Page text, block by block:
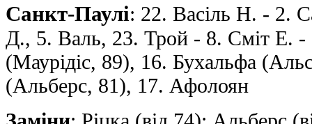
Санкт-Паулі: 22. Васіль Н. - 2.
Д., 5. Валь, 23. Трой - 8. Сміт Е. -
(Маурідіс, 89), 16. Бухальфа
(Альберс, 81), 17. Афолоян